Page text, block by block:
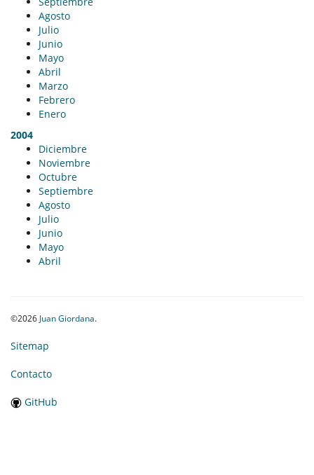
Agosto
Julio
Junio
Mayo
Abril
Marzo
Febrero
Enero
2004
Diciembre
Noviembre
Octubre
Septiembre
Agosto
Julio
Junio
Mayo
Abril
©2026 Juan Giordana.
Sitemap
Contacto
GitHub